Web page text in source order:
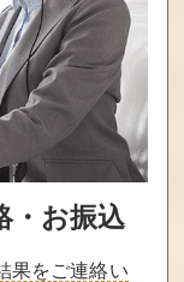
・お振込
果をご連絡い